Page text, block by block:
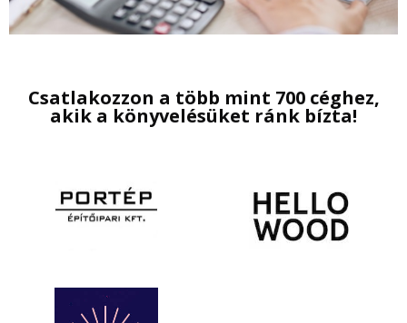
Csatlakozzon a több mint 700 céghez,
akik a könyvelésüket ránk bízta!